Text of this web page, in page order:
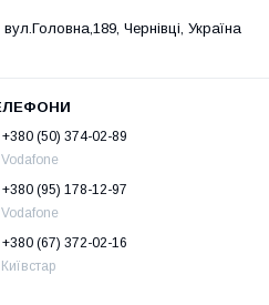
вул.Головна,189, Чернівці, Україна
+380 (50) 374-02-89
Vodafone
+380 (95) 178-12-97
Vodafone
+380 (67) 372-02-16
Київстар